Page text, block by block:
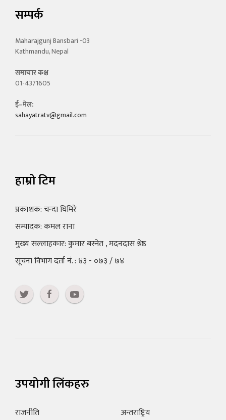
सम्पर्क
Maharajgunj Bansbari -03
Kathmandu, Nepal
समाचार कक्ष
01-4371605
ई–मेल:
sahayatratv@gmail.com
हाम्रो टिम
प्रकाशक: चन्दा घिमिरे
सम्पादक: कमल राना
मुख्य सल्लाहकार: कुमार बस्नेत , मदनदास श्रेष्ठ
सूचना विभाग दर्ता नं. : ४३ - ०७३ / ७४
उपयोगी लिंकहरु
राजनीति अन्तराष्ट्रिय